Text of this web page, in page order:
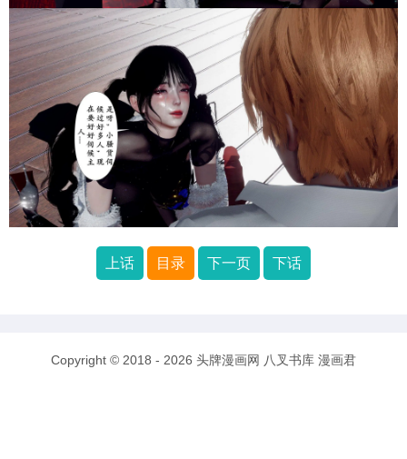
上话 目录 下一页 下话
Copyright © 2018 - 2026 头牌漫画网 八叉书库 漫画君